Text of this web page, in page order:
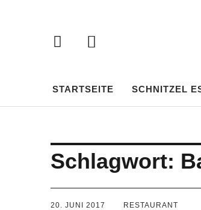
STARTSEITE SCHNITZEL
Schlagwort:
20. JUNI 2017
RESTAURANT